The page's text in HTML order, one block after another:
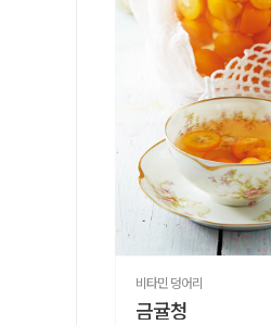
비타민 덩어리
금귤청